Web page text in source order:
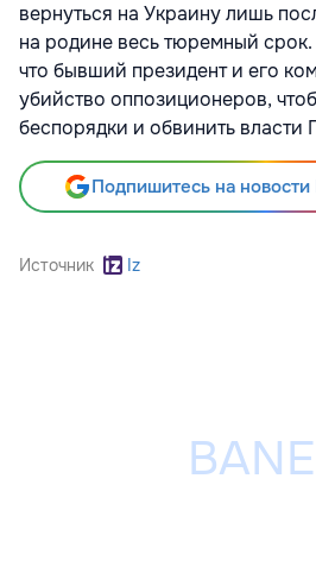
вернуться на Украину лишь
на родине весь тюремный
что бывший президент и его
убийство оппозиционеров,
беспорядки и обвинить власти
Подпишитесь на
Источник Iz